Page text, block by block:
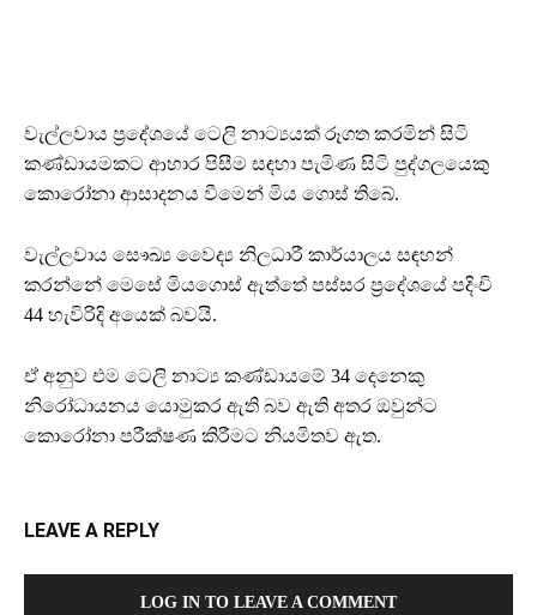
වැල්ලවාය ප්‍රදේශයේ ටෙලි නාට්‍යයක් රූගත කරමින් සිටි
කණ්ඩායමකට ආහාර පිසීම සඳහා පැමිණ සිටි පුද්ගලයෙකු
කොරෝනා ආසාදනය වීමෙන් මිය ගොස් තිබේ.
වැල්ලවාය සෞඛ්‍ය වෛද්‍ය නිලධාරී කාර්යාලය සඳහන්
කරන්නේ මෙසේ මියගොස් ඇත්තේ පස්සර ප්‍රදේශයේ පදිංචි
44 හැවිරිදි අයෙක් බවයි.
ඒ අනුව එම ටෙලි නාට්‍ය කණ්ඩායමේ 34 දෙනෙකු
නිරෝධායනය යොමුකර ඇති බව ඇති අතර ඔවුන්ට
කොරෝනා පරීක්ෂණ කිරීමට නියමිතව ඇත.
LEAVE A REPLY
LOG IN TO LEAVE A COMMENT